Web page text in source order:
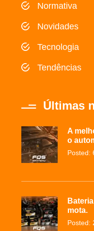
Normativa
Novidades
Tecnologia
Tendências
Últimas
A
o
Posted:
mota.
Posted: